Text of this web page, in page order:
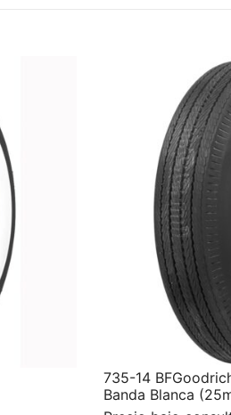
735-14
Banda Blanca